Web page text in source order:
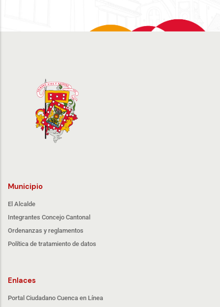
Municipio
El Alcalde
Integrantes Concejo Cantonal
Ordenanzas y reglamentos
Política de tratamiento de datos
Enlaces
Portal Ciudadano Cuenca en Línea